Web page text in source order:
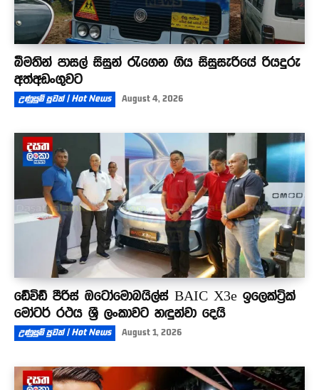
බීමතින් පාසල් සිසුන් රැගෙන ගිය සිසුසැරියේ රියදුරු
අත්අඩංගුවට
උණුසුම් පුවත් | Hot News August 4, 2026
ඩේවිඩ් පීරිස් ඔටෝමොබයිල්ස් BAIC X3e ඉලෙක්ට්‍රික්
මෝටර් රථය ශ්‍රී ලංකාවට හඳුන්වා දෙයි
උණුසුම් පුවත් | Hot News August 1, 2026